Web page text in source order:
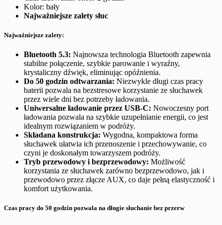
r
Kolor: bały
Najważniejsze zalety słuc
Najważniejsze zalety:
Bluetooth 5.3: Najnowsza technologia Bluetooth zapewnia
stabilne połączenie, szybkie parowanie i wyraźny,
krystaliczny dźwięk, eliminując opóźnienia.
Do 50 godzin odtwarzania: Niezwykle długi czas pracy
baterii pozwala na bezstresowe korzystanie ze słuchawek
przez wiele dni bez potrzeby ładowania.
Uniwersalne ładowanie przez USB-C: Nowoczesny port
ładowania pozwala na szybkie uzupełnianie energii, co jest
idealnym rozwiązaniem w podróży.
Składana konstrukcja: Wygodna, kompaktowa forma
słuchawek ułatwia ich przenoszenie i przechowywanie, co
czyni je doskonałym towarzyszem podróży.
Tryb przewodowy i bezprzewodowy: Możliwość
korzystania ze słuchawek zarówno bezprzewodowo, jak i
przewodowo przez złącze AUX, co daje pełną elastyczność i
komfort użytkowania.
Czas pracy do 50 godzin pozwala na długie słuchanie bez przerw